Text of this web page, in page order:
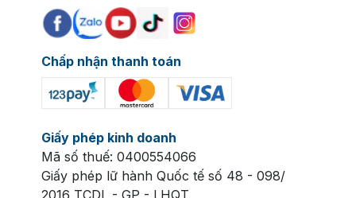
Chấp nhận thanh toán
Giấy phép kinh doanh
Mã số thuế: 0400554066
Giấy phép lữ hành Quốc tế số 48 - 098/
2016 TCDL - GP - LHQT